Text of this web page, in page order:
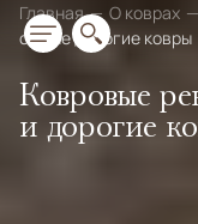
Главная О коврах
самые дорогие ковры
Ковровые
и дорогие